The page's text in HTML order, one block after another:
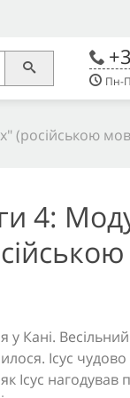
Пн-
(російською
4:
у Кані.
Ісус
Ісус нагодував